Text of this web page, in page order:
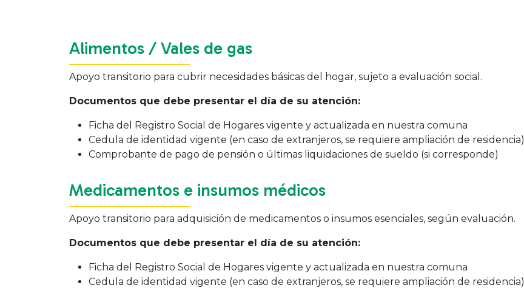
Alimentos / Vales de gas
Apoyo transitorio para cubrir necesidades básicas del hogar, sujeto a evaluación social.
Documentos que debe presentar el día de su atención:
Ficha del Registro Social de Hogares vigente y actualizada en nuestra comuna
Cedula de identidad vigente (en caso de extranjeros, se requiere ampliación de residencia)
Comprobante de pago de pensión o últimas liquidaciones de sueldo (si corresponde)
Medicamentos e insumos médicos
Apoyo transitorio para adquisición de medicamentos o insumos esenciales, según evaluación.
Documentos que debe presentar el día de su atención:
Ficha del Registro Social de Hogares vigente y actualizada en nuestra comuna
Cedula de identidad vigente (en caso de extranjeros, se requiere ampliación de residencia)